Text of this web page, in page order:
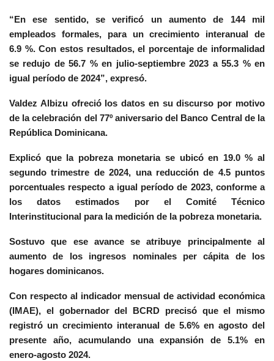
“En ese sentido, se verificó un aumento de 144 mil
empleados formales, para un crecimiento interanual de
6.9 %. Con estos resultados, el porcentaje de informalidad
se redujo de 56.7 % en julio-septiembre 2023 a 55.3 % en
igual período de 2024”, expresó.
Valdez Albizu ofreció los datos en su discurso por motivo
de la celebración del 77º aniversario del Banco Central de la
República Dominicana.
Explicó que la pobreza monetaria se ubicó en 19.0 % al
segundo trimestre de 2024, una reducción de 4.5 puntos
porcentuales respecto a igual período de 2023, conforme a
los datos estimados por el Comité Técnico
Interinstitucional para la medición de la pobreza monetaria.
Sostuvo que ese avance se atribuye principalmente al
aumento de los ingresos nominales per cápita de los
hogares dominicanos.
Con respecto al indicador mensual de actividad económica
(IMAE), el gobernador del BCRD precisó que el mismo
registró un crecimiento interanual de 5.6% en agosto del
presente año, acumulando una expansión de 5.1% en
enero-agosto 2024.